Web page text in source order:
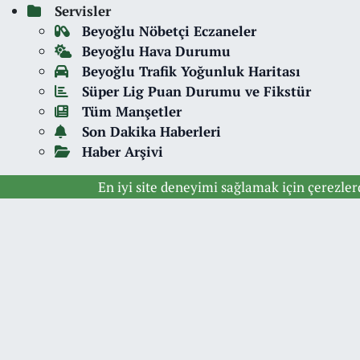
Servisler
Beyoğlu Nöbetçi Eczaneler
Beyoğlu Hava Durumu
Beyoğlu Trafik Yoğunluk Haritası
Süper Lig Puan Durumu ve Fikstür
Tüm Manşetler
Son Dakika Haberleri
Haber Arşivi
En iyi site deneyimi sağlamak için